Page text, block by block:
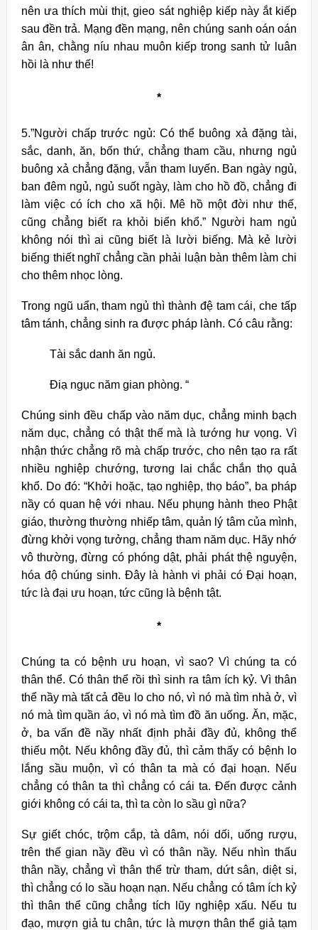
nên ưa thích mùi thịt, gieo sát nghiệp kiếp này ắt kiếp
sau đền trả. Mạng đền mạng, nên chúng sanh oán oán
ân ân, chằng níu nhau muôn kiếp trong sanh tử luân
hồi là như thế!
*
5.”Người chấp trước ngủ: Có thể buông xả đặng tài,
sắc, danh, ăn, bốn thứ, chẳng tham cầu, nhưng ngủ
buông xả chẳng đặng, vẫn tham luyến. Ban ngày ngủ,
ban đêm ngủ, ngủ suốt ngày, làm cho hồ đồ, chẳng đi
làm việc có ích cho xã hội. Mê hồ một đời như thế,
cũng chẳng biết ra khỏi biển khổ.” Người ham ngủ
không nói thì ai cũng biết là lười biếng. Mà kẻ lười
biếng thiết nghĩ chẳng cần phải luận bàn thêm làm chi
cho thêm nhọc lòng.
Trong ngũ uẩn, tham ngủ thì thành đệ tam cái, che tấp
tâm tánh, chẳng sinh ra được pháp lành. Có câu rằng:
Tài sắc danh ăn ngủ.
Điạ ngục năm gian phòng. “
Chúng sinh đều chấp vào năm dục, chẳng minh bạch
năm dục, chẳng có thật thể mà là tướng hư vọng. Vì
nhận thức chẳng rõ mà chấp trước, cho nên tạo ra rất
nhiều nghiệp chướng, tương lai chắc chắn thọ quả
khổ. Do đó: “Khởi hoặc, tạo nghiệp, thọ báo”, ba pháp
nầy có quan hệ với nhau. Nếu phụng hành theo Phật
giáo, thường thường nhiếp tâm, quản lý tâm của mình,
đừng khởi vọng tưởng, chẳng tham năm dục. Hãy nhớ
vô thường, đừng có phóng dật, phải phát thệ nguyện,
hóa độ chúng sinh. Đây là hành vi phải có Ðại hoạn,
tức là đại ưu hoạn, tức cũng là bệnh tật.
*
Chúng ta có bệnh ưu hoạn, vì sao? Vì chúng ta có
thân thể. Có thân thể rồi thì sinh ra tâm ích kỷ. Vì thân
thể nầy mà tất cả đều lo cho nó, vì nó mà tìm nhà ở, vì
nó mà tìm quần áo, vì nó mà tìm đồ ăn uống. Ăn, mặc,
ở, ba vấn đề nầy nhất định phải đầy đủ, không thể
thiếu một. Nếu không đầy đủ, thì cảm thấy có bệnh lo
lắng sầu muộn, vì có thân ta mà có đại hoạn. Nếu
chẳng có thân ta thì chẳng có cái ta. Ðến được cảnh
giới không có cái ta, thì ta còn lo sầu gì nữa?
Sự giết chóc, trộm cắp, tà dâm, nói dối, uống rượu,
trên thế gian nầy đều vì có thân nầy. Nếu nhìn thấu
thân nầy, chẳng vì thân thể trừ tham, dứt sân, diệt si,
thì chẳng có lo sầu hoạn nạn. Nếu chẳng có tâm ích kỷ
thì thân thể cũng chẳng tích lũy nghiệp xấu. Nếu tu
đạo, mượn giả tu chân, tức là mượn thân thể giả tạm